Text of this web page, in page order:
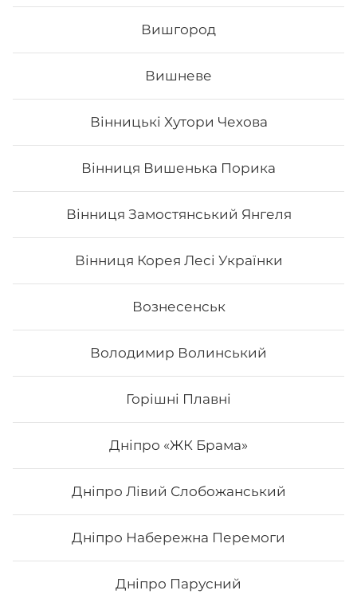
Вишгород
Вишневе
Вінницькі Хутори Чехова
Вінниця Вишенька Порика
Вінниця Замостянський Янгеля
Вінниця Корея Лесі Українки
Вознесенськ
Володимир Волинський
Горішні Плавні
Дніпро «ЖК Брама»
Дніпро Лівий Слобожанський
Дніпро Набережна Перемоги
Дніпро Парусний
Нігірі з печеним лососем
₴
Нігірі з лососем